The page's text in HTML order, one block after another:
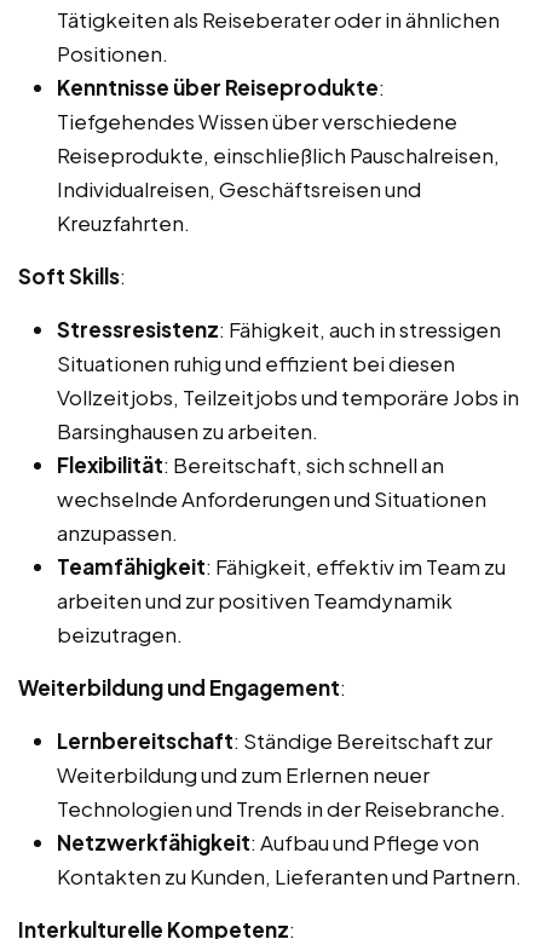
Tätigkeiten als Reiseberater oder in ähnlichen
Positionen.
Kenntnisse über Reiseprodukte:
Tiefgehendes Wissen über verschiedene
Reiseprodukte, einschließlich Pauschalreisen,
Individualreisen, Geschäftsreisen und
Kreuzfahrten.
Soft Skills:
Stressresistenz: Fähigkeit, auch in stressigen
Situationen ruhig und effizient bei diesen
Vollzeitjobs, Teilzeitjobs und temporäre Jobs in
Barsinghausen zu arbeiten.
Flexibilität: Bereitschaft, sich schnell an
wechselnde Anforderungen und Situationen
anzupassen.
Teamfähigkeit: Fähigkeit, effektiv im Team zu
arbeiten und zur positiven Teamdynamik
beizutragen.
Weiterbildung und Engagement:
Lernbereitschaft: Ständige Bereitschaft zur
Weiterbildung und zum Erlernen neuer
Technologien und Trends in der Reisebranche.
Netzwerkfähigkeit: Aufbau und Pflege von
Kontakten zu Kunden, Lieferanten und Partnern.
Interkulturelle Kompetenz: